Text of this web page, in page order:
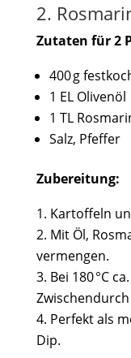
2.
Zutaten für 2
400 g
1 EL Olivenöl
1 TL
Salz, Pfeffer
Zubereitung:
Kartoffeln
Mit Öl,
vermengen.
Bei 180 °C
Perfekt als
Dip.